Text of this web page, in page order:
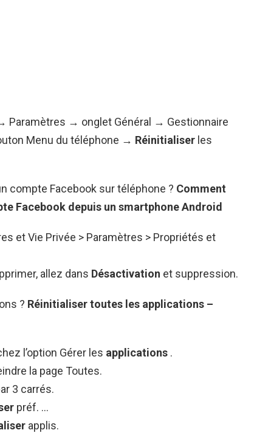
Paramètres → onglet Général → Gestionnaire
Menu du téléphone → Réinitialiser les
compte Facebook sur téléphone ? Comment
Facebook depuis un smartphone Android
et Vie Privée > Paramètres > Propriétés et
allez dans Désactivation et suppression.
? Réinitialisertoutes les applications –
l’option Gérer les applications .
la page Toutes.
3 carrés.
préf. …
applis.